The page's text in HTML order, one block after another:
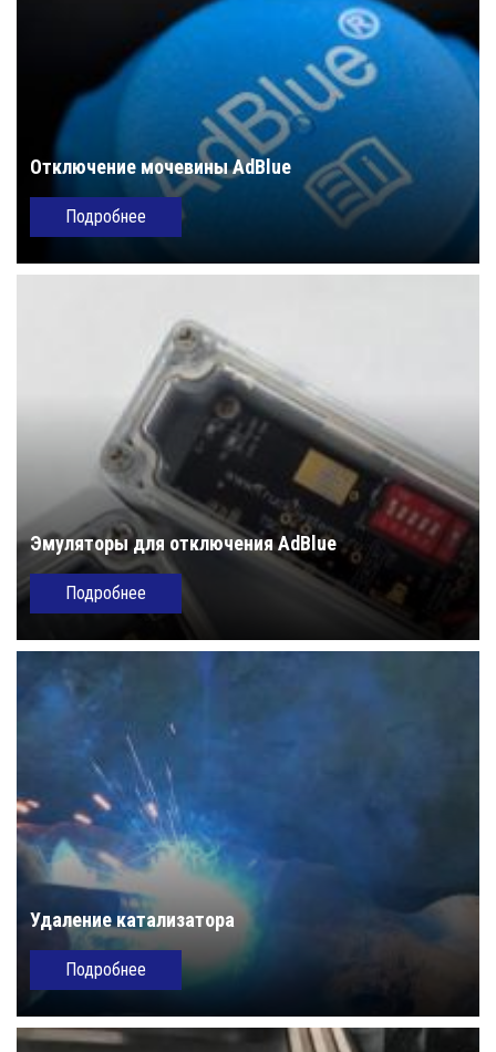
Отключение мочевины AdBlue
Подробнее
Эмуляторы для отключения AdBlue
Подробнее
Удаление катализатора
Подробнее